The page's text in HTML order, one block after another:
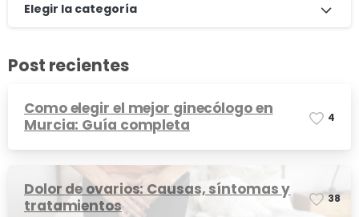
Elegir la categoría
Post recientes
Como elegir el mejor ginecólogo en
Murcia: Guía completa
4
Dolor de ovarios: Causas, síntomas y
tratamientos
38